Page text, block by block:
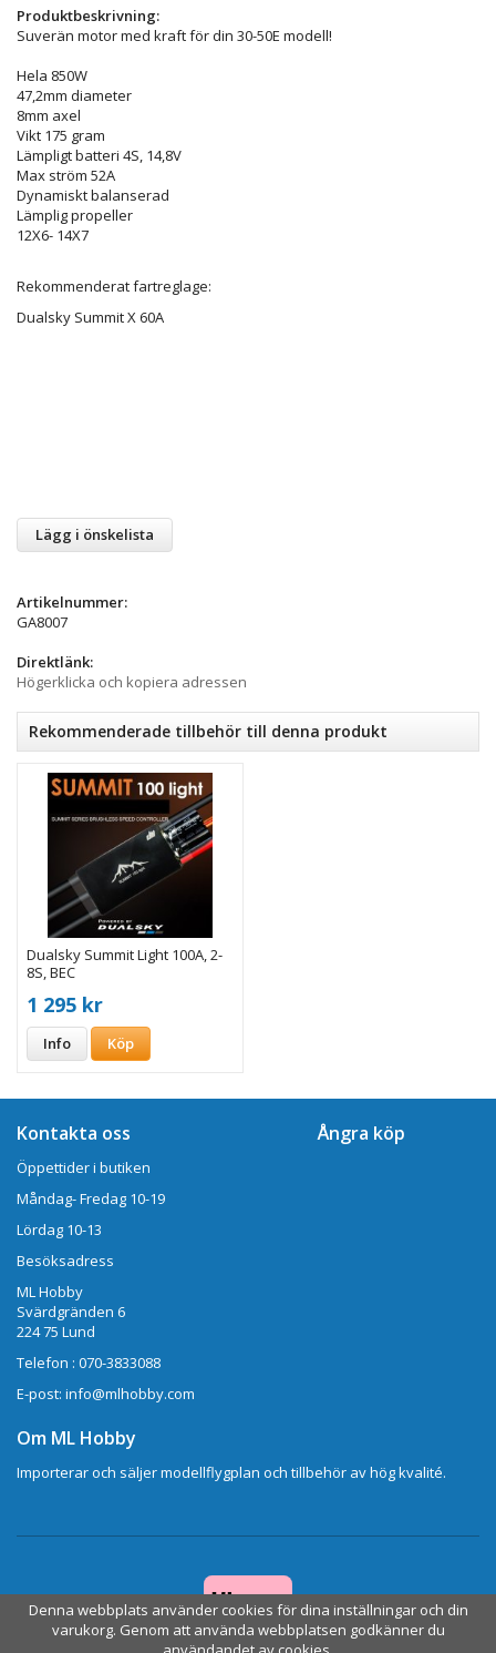
Produktbeskrivning:
Suverän motor med kraft för din 30-50E modell!
Hela 850W
47,2mm diameter
8mm axel
Vikt 175 gram
Lämpligt batteri 4S, 14,8V
Max ström 52A
Dynamiskt balanserad
Lämplig propeller
12X6- 14X7
Rekommenderat fartreglage:
Dualsky Summit X 60A
Lägg i önskelista
Artikelnummer:
GA8007
Direktlänk:
Högerklicka och kopiera adressen
Rekommenderade tillbehör till denna produkt
Dualsky Summit Light 100A, 2-
8S, BEC
1 295 kr
Info Köp
Kontakta oss
Öppettider i butiken
Måndag- Fredag 10-19
Lördag 10-13
Besöksadress
ML Hobby
Svärdgränden 6
224 75 Lund
Telefon : 070-3833088
E-post: info@mlhobby.com
Ångra köp
Om ML Hobby
Importerar och säljer modellflygplan och tillbehör av hög kvalité.
Denna webbplats använder cookies för dina inställningar och din
varukorg. Genom att använda webbplatsen godkänner du